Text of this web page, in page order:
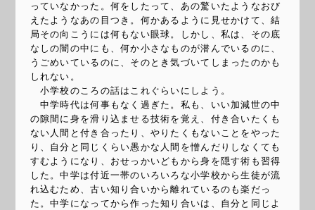
っていなかった。何をしたって、あの驚いたようなおび
えたようなあの目つき。何かあるように見せかけて、結
局その向こうには何もない眼球。しかし、私は、その底
なしの闇の中にも、何か小さなものが潜んでいるのに、
うごめいているのに、そのとき気づいてしまったのかも
しれない。
小学校のころの話はこれぐらいにしよう。
中学時代は何事もなく過ぎた。私も、いい加減世の中
の隙間に身を滑り込ませる技術を覚え、付き合いたくも
ない人間と付き合ったり、やりたくもないことをやった
り、自分と同じくらい愚かな人間を憎んだりしなくても
すむようになり、おせっかいどもから身を隠す術も習得
した。中学は付近一帯のいろいろな小学校から生徒が流
れ込むため、古い知り合いから離れているのも楽だっ
た。中学になってから作った知り合いは、自分と同じよ